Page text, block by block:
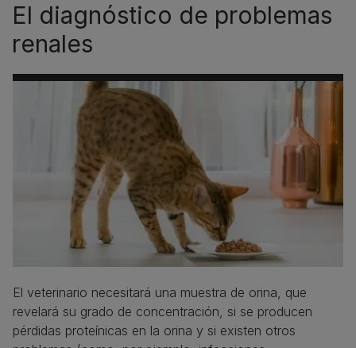
El diagnóstico de problemas
renales
El veterinario necesitará una muestra de orina, que
revelará su grado de concentración, si se producen
pérdidas proteínicas en la orina y si existen otros